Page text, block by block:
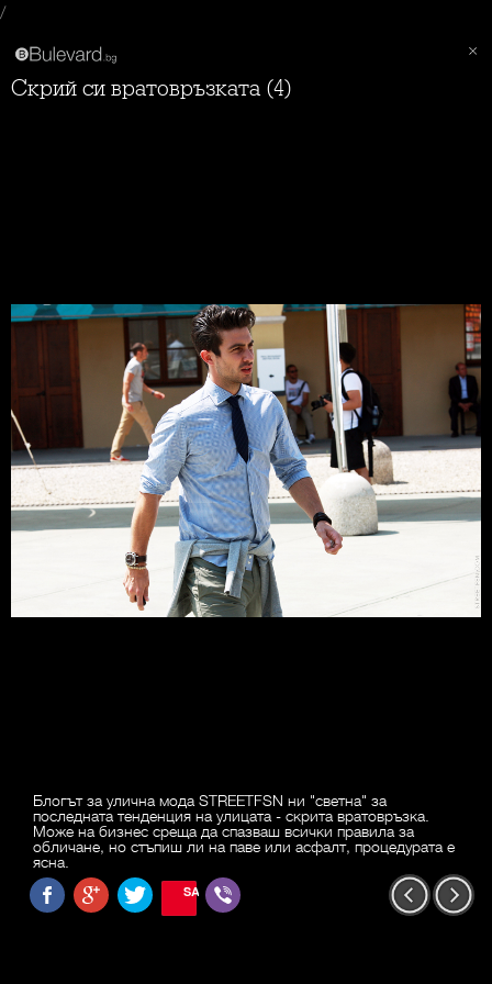
/
Скрий си вратовръзката (4)
Блогът за улична мода STREETFSN ни "светна" за
последната тенденция на улицата - скрита вратовръзка.
Може на бизнес среща да спазваш всички правила за
обличане, но стъпиш ли на паве или асфалт, процедурата е
ясна.
SAVE